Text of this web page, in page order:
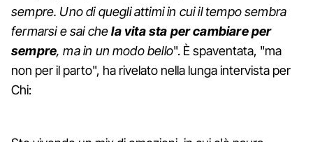
sempre. Uno di quegli attimi in cui il tempo sembra
fermarsi e sai chela vita sta per cambiare per
sempre, ma in un modo bello". È spaventata, "ma
non per il parto", ha rivelato nella lunga intervista per
Chi: